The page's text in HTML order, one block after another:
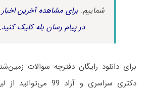
شماییم.برای مشاهده آخرین
در پیام رسان بله کلیک کنید.
برای دانلود رایگان دفترچه سوالات
دکتری سراسری و آزاد 99